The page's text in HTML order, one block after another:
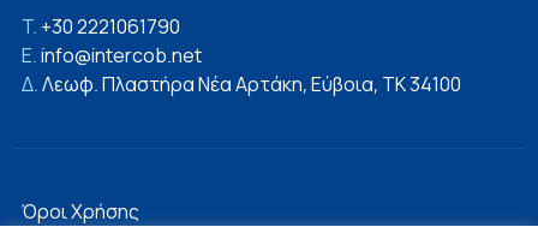
T. +30 2221061790
E.info@intercob.net
Δ.Λεωφ. Πλαστήρα Νέα Αρτάκη, Εύβοια, ΤΚ 34100
Όροι Χρήσης